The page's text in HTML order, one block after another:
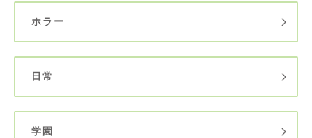
ホラー
日常
学園